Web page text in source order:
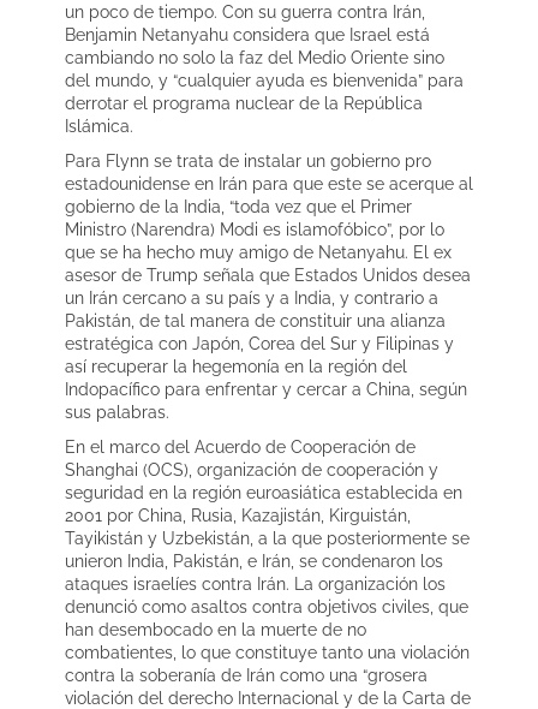
un poco de tiempo. Con su guerra contra Irán,
Benjamin Netanyahu considera que Israel está
cambiando no solo la faz del Medio Oriente sino
del mundo, y “cualquier ayuda es bienvenida” para
derrotar el programa nuclear de la República
Islámica.
Para Flynn se trata de instalar un gobierno pro
estadounidense en Irán para que este se acerque al
gobierno de la India, “toda vez que el Primer
Ministro (Narendra) Modi es islamofóbico”, por lo
que se ha hecho muy amigo de Netanyahu. El ex
asesor de Trump señala que Estados Unidos desea
un Irán cercano a su país y a India, y contrario a
Pakistán, de tal manera de constituir una alianza
estratégica con Japón, Corea del Sur y Filipinas y
así recuperar la hegemonía en la región del
Indopacífico para enfrentar y cercar a China, según
sus palabras.
En el marco del Acuerdo de Cooperación de
Shanghai (OCS), organización de cooperación y
seguridad en la región euroasiática establecida en
2001 por China, Rusia, Kazajistán, Kirguistán,
Tayikistán y Uzbekistán, a la que posteriormente se
unieron India, Pakistán, e Irán, se condenaron los
ataques israelíes contra Irán. La organización los
denunció como asaltos contra objetivos civiles, que
han desembocado en la muerte de no
combatientes, lo que constituye tanto una violación
contra la soberanía de Irán como una “grosera
violación del derecho Internacional y de la Carta de